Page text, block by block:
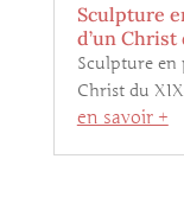
Sculpture
d’un Christ
Sculpture en
Christ du
en savoir +